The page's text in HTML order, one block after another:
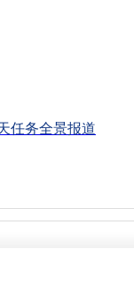
任务全景报道